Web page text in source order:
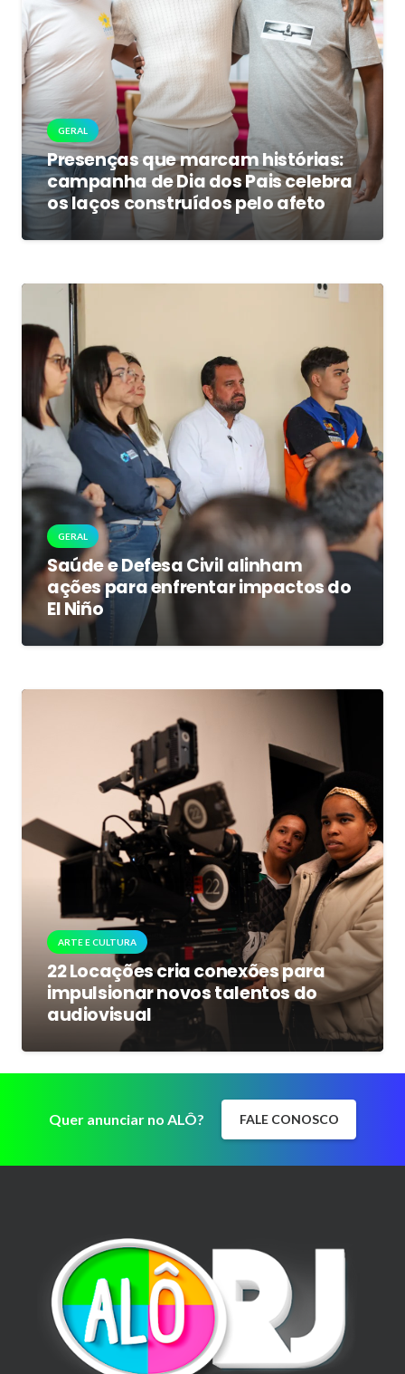
GERAL
Presenças que marcam histórias:
campanha de Dia dos Pais celebra
os laços construídos pelo afeto
GERAL
Saúde e Defesa Civil alinham
ações para enfrentar impactos do
El Niño
ARTE E CULTURA
22 Locações cria conexões para
impulsionar novos talentos do
audiovisual
Quer anunciar no ALÔ? FALE CONOSCO